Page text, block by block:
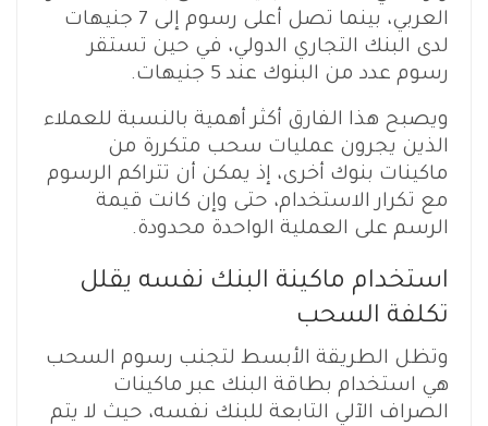
العربي، بينما تصل أعلى رسوم إلى 7 جنيهات
لدى البنك التجاري الدولي، في حين تستقر
رسوم عدد من البنوك عند 5 جنيهات.
ويصبح هذا الفارق أكثر أهمية بالنسبة للعملاء
الذين يجرون عمليات سحب متكررة من
ماكينات بنوك أخرى، إذ يمكن أن تتراكم الرسوم
مع تكرار الاستخدام، حتى وإن كانت قيمة
الرسم على العملية الواحدة محدودة.
استخدام ماكينة البنك نفسه يقلل
تكلفة السحب
وتظل الطريقة الأبسط لتجنب رسوم السحب
هي استخدام بطاقة البنك عبر ماكينات
الصراف الآلي التابعة للبنك نفسه، حيث لا يتم